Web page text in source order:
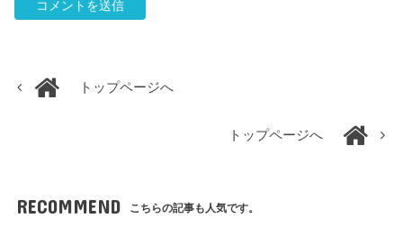
トップページへ
トップページへ
RECOMMEND こちらの記事も人気です。